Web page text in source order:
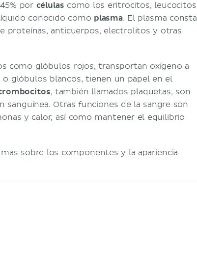
por células como los eritrocitos, leucocitos
conocido como plasma. El plasma consta
proteínas, anticuerpos, electrolitos y otras
como glóbulos rojos, transportan oxígeno a
o glóbulos blancos, tienen un papel en el
, también llamados plaquetas, son
sanguínea. Otras funciones de la sangre son
y calor, así como mantener el equilibrio
sobre los componentes y la apariencia